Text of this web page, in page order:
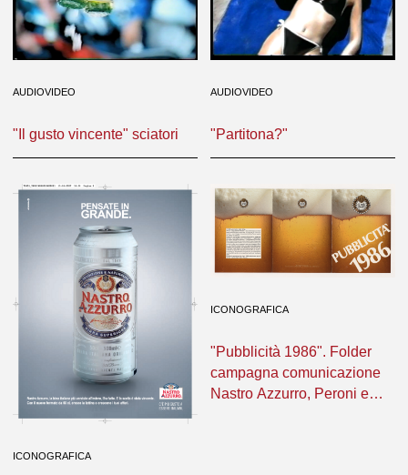
AUDIOVIDEO
"Il gusto vincente" sciatori
AUDIOVIDEO
"Partitona?"
ICONOGRAFICA
ICONOGRAFICA
"Pubblicità 1986". Folder
campagna comunicazione
Nastro Azzurro, Peroni e